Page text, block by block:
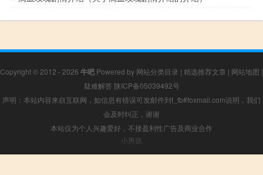
Copyright © 2012 - 2026 牛吧 Powered by 网站分类目录 | 精选推荐文章 | 网站地图 |
疑难解答 陕ICP备05039492号
声明：本站内容来自互联网，如信息有错误可发邮件到f_fb#foxmail.com说明，我们
会及时纠正，谢谢
本站仅为个人兴趣爱好，不接盈利性广告及商业合作
小男孩